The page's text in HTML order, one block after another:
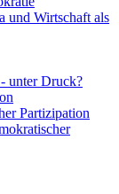
und Wirtschaft als
unter Druck?
Partizipation